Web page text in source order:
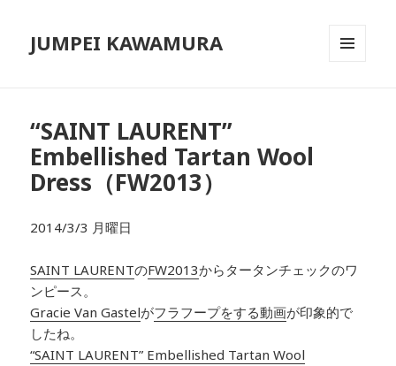
JUMPEI KAWAMURA
“SAINT LAURENT”
Embellished Tartan Wool
Dress（FW2013）
2014/3/3 月曜日
SAINT LAURENTのFW2013からタータンチェックのワ
ンピース。
Gracie Van Gastelがフラフープをする動画が印象的で
したね。
“SAINT LAURENT” Embellished Tartan Wool